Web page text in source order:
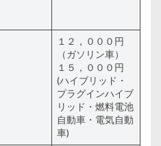
１２，０００円
（ガソリン車）
１５，０００円
(ハイブリッド・
プラグインハイブ
リッド・燃料電池
自動車・電気自動
車)